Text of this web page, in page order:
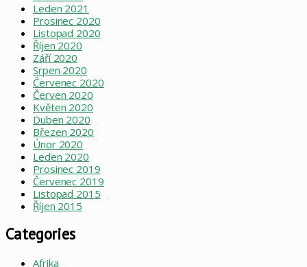
Leden 2021
Prosinec 2020
Listopad 2020
Říjen 2020
Září 2020
Srpen 2020
Červenec 2020
Červen 2020
Květen 2020
Duben 2020
Březen 2020
Únor 2020
Leden 2020
Prosinec 2019
Červenec 2019
Listopad 2015
Říjen 2015
Categories
Afrika